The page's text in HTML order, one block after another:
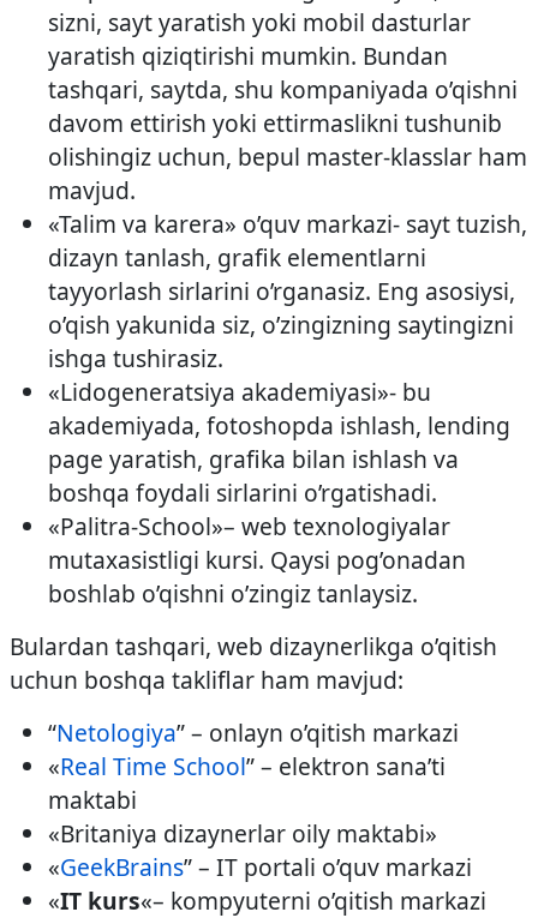
sizni, sayt yaratish yoki mobil dasturlar
yaratish qiziqtirishi mumkin. Bundan
tashqari, saytda, shu kompaniyada o’qishni
davom ettirish yoki ettirmaslikni tushunib
olishingiz uchun, bepul master-klasslar ham
mavjud.
«Talim va karera» o’quv markazi- sayt tuzish,
dizayn tanlash, grafik elementlarni
tayyorlash sirlarini o’rganasiz. Eng asosiysi,
o’qish yakunida siz, o’zingizning saytingizni
ishga tushirasiz.
«Lidogeneratsiya akademiyasi»- bu
akademiyada, fotoshopda ishlash, lending
page yaratish, grafika bilan ishlash va
boshqa foydali sirlarini o’rgatishadi.
«Palitra-School»– web texnologiyalar
mutaxasistligi kursi. Qaysi pog’onadan
boshlab o’qishni o’zingiz tanlaysiz.
Bulardan tashqari, web dizaynerlikga o’qitish
uchun boshqa takliflar ham mavjud:
“Netologiya” – onlayn o’qitish markazi
«Real Time School” – elektron sana’ti
maktabi
«Britaniya dizaynerlar oily maktabi»
«GeekBrains” – IT portali o’quv markazi
«IT kurs«– kompyuterni o’qitish markazi